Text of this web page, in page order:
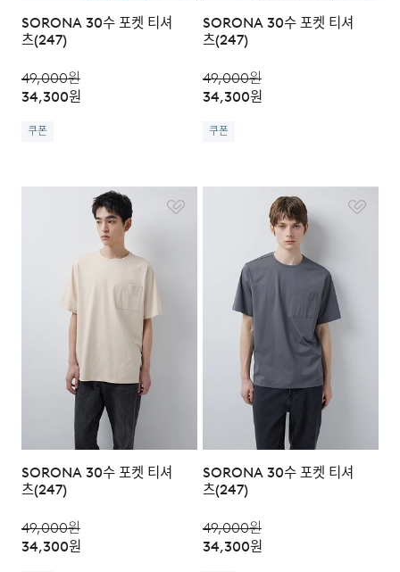
SORONA 30수 포켓 티셔
츠(247)
49,000원
34,300원
쿠폰
SORONA 30수 포켓 티셔
츠(247)
49,000원
34,300원
쿠폰
SORONA 30수 포켓 티셔
츠(247)
49,000원
34,300원
SORONA 30수 포켓 티셔
츠(247)
49,000원
34,300원